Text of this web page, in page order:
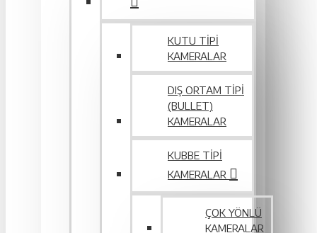
KUTU TIPI
KAMERALAR
DIŞ ORTAM TIPI
(BULLET)
KAMERALAR
KUBBE TIPI
KAMERALAR
ÇOK YÖNLÜ
KAMERALAR